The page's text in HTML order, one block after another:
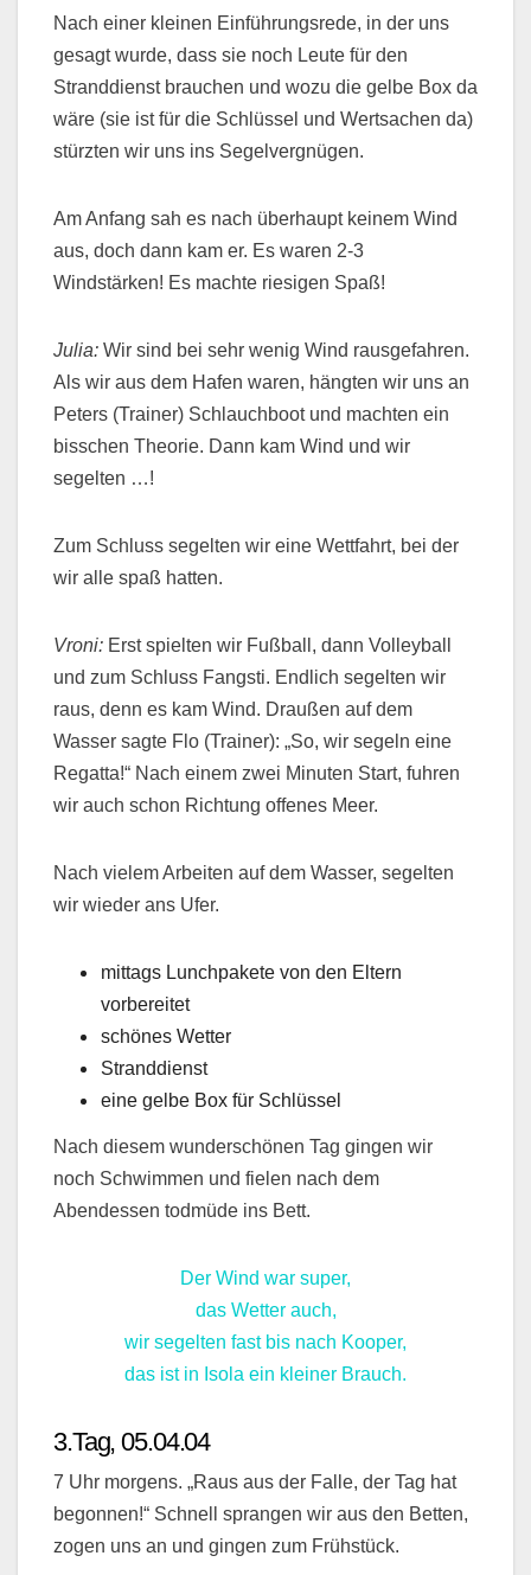
Nach einer kleinen Einführungsrede, in der uns
gesagt wurde, dass sie noch Leute für den
Stranddienst brauchen und wozu die gelbe Box da
wäre (sie ist für die Schlüssel und Wertsachen da)
stürzten wir uns ins Segelvergnügen.
Am Anfang sah es nach überhaupt keinem Wind
aus, doch dann kam er. Es waren 2-3
Windstärken! Es machte riesigen Spaß!
Julia: Wir sind bei sehr wenig Wind rausgefahren.
Als wir aus dem Hafen waren, hängten wir uns an
Peters (Trainer) Schlauchboot und machten ein
bisschen Theorie. Dann kam Wind und wir
segelten …!
Zum Schluss segelten wir eine Wettfahrt, bei der
wir alle spaß hatten.
Vroni: Erst spielten wir Fußball, dann Volleyball
und zum Schluss Fangsti. Endlich segelten wir
raus, denn es kam Wind. Draußen auf dem
Wasser sagte Flo (Trainer): „So, wir segeln eine
Regatta!“ Nach einem zwei Minuten Start, fuhren
wir auch schon Richtung offenes Meer.
Nach vielem Arbeiten auf dem Wasser, segelten
wir wieder ans Ufer.
mittags Lunchpakete von den Eltern
vorbereitet
schönes Wetter
Stranddienst
eine gelbe Box für Schlüssel
Nach diesem wunderschönen Tag gingen wir
noch Schwimmen und fielen nach dem
Abendessen todmüde ins Bett.
Der Wind war super,
das Wetter auch,
wir segelten fast bis nach Kooper,
das ist in Isola ein kleiner Brauch.
3.Tag, 05.04.04
7 Uhr morgens. „Raus aus der Falle, der Tag hat
begonnen!“ Schnell sprangen wir aus den Betten,
zogen uns an und gingen zum Frühstück.